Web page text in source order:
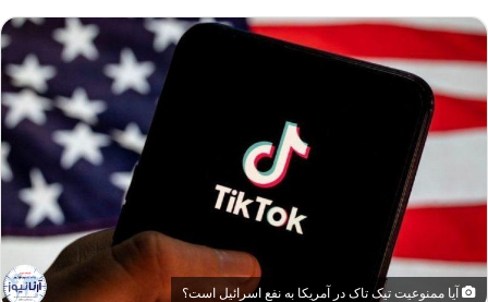
آیا ممنوعیت تیک تاک در آمریکا به نفع اسرائیل است؟